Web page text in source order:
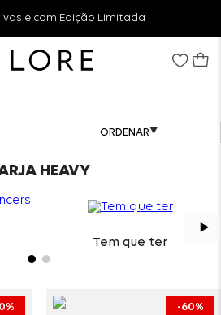
e com Edição Limitada
HEAVY
Tem que ter
60%